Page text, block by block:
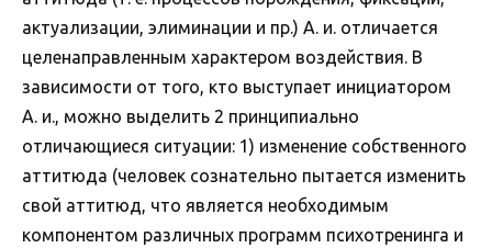
актуализации, элиминации и пр.) А. и. отличается
целенаправленным характером воздействия. В
зависимости от того, кто выступает инициатором
А. и., можно выделить 2 принципиально
отличающиеся ситуации: 1) изменение собственного
аттитюда (человек сознательно пытается изменить
свой аттитюд, что является необходимым
компонентом различных программ психотренинга и